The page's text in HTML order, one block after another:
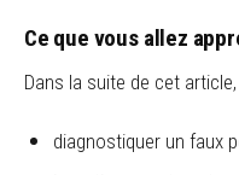
Ce que vous allez
Dans la suite de cet
diagnostiquer un faux